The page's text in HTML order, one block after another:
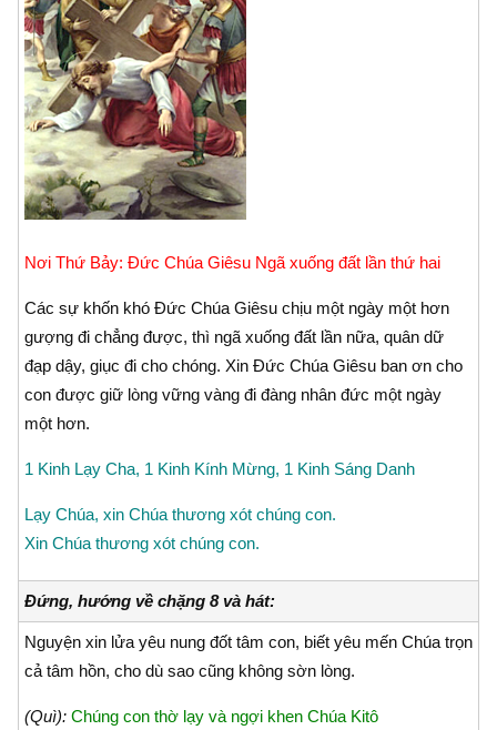
Nơi Thứ Bảy: Ðức Chúa Giêsu Ngã xuống đất lần thứ hai
Các sự khốn khó Ðức Chúa Giêsu chịu một ngày một hơn
gượng đi chẳng được, thì ngã xuống đất lần nữa, quân dữ
đạp dậy, giục đi cho chóng. Xin Ðức Chúa Giêsu ban ơn cho
con được giữ lòng vững vàng đi đàng nhân đức một ngày
một hơn.
1 Kinh Lạy Cha, 1 Kinh Kính Mừng, 1 Kinh Sáng Danh
Lạy Chúa, xin Chúa thương xót chúng con.
Xin Chúa thương xót chúng con.
Đứng, hướng về chặng 8 và hát:
Nguyện xin lửa yêu nung đốt tâm con, biết yêu mến Chúa trọn
cả tâm hồn, cho dù sao cũng không sờn lòng.
(Quì): Chúng con thờ lạy và ngợi khen Chúa Kitô